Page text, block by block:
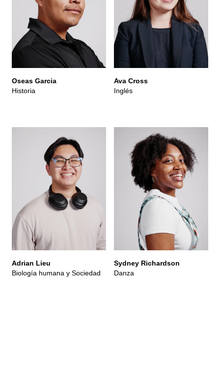
Oseas Garcia
Historia
Ava Cross
Inglés
Adrian Lieu
Biología humana y Sociedad
Sydney Richardson
Danza